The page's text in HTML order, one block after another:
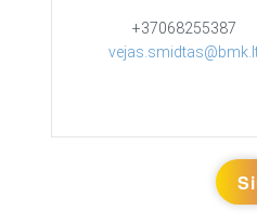
+37068255387